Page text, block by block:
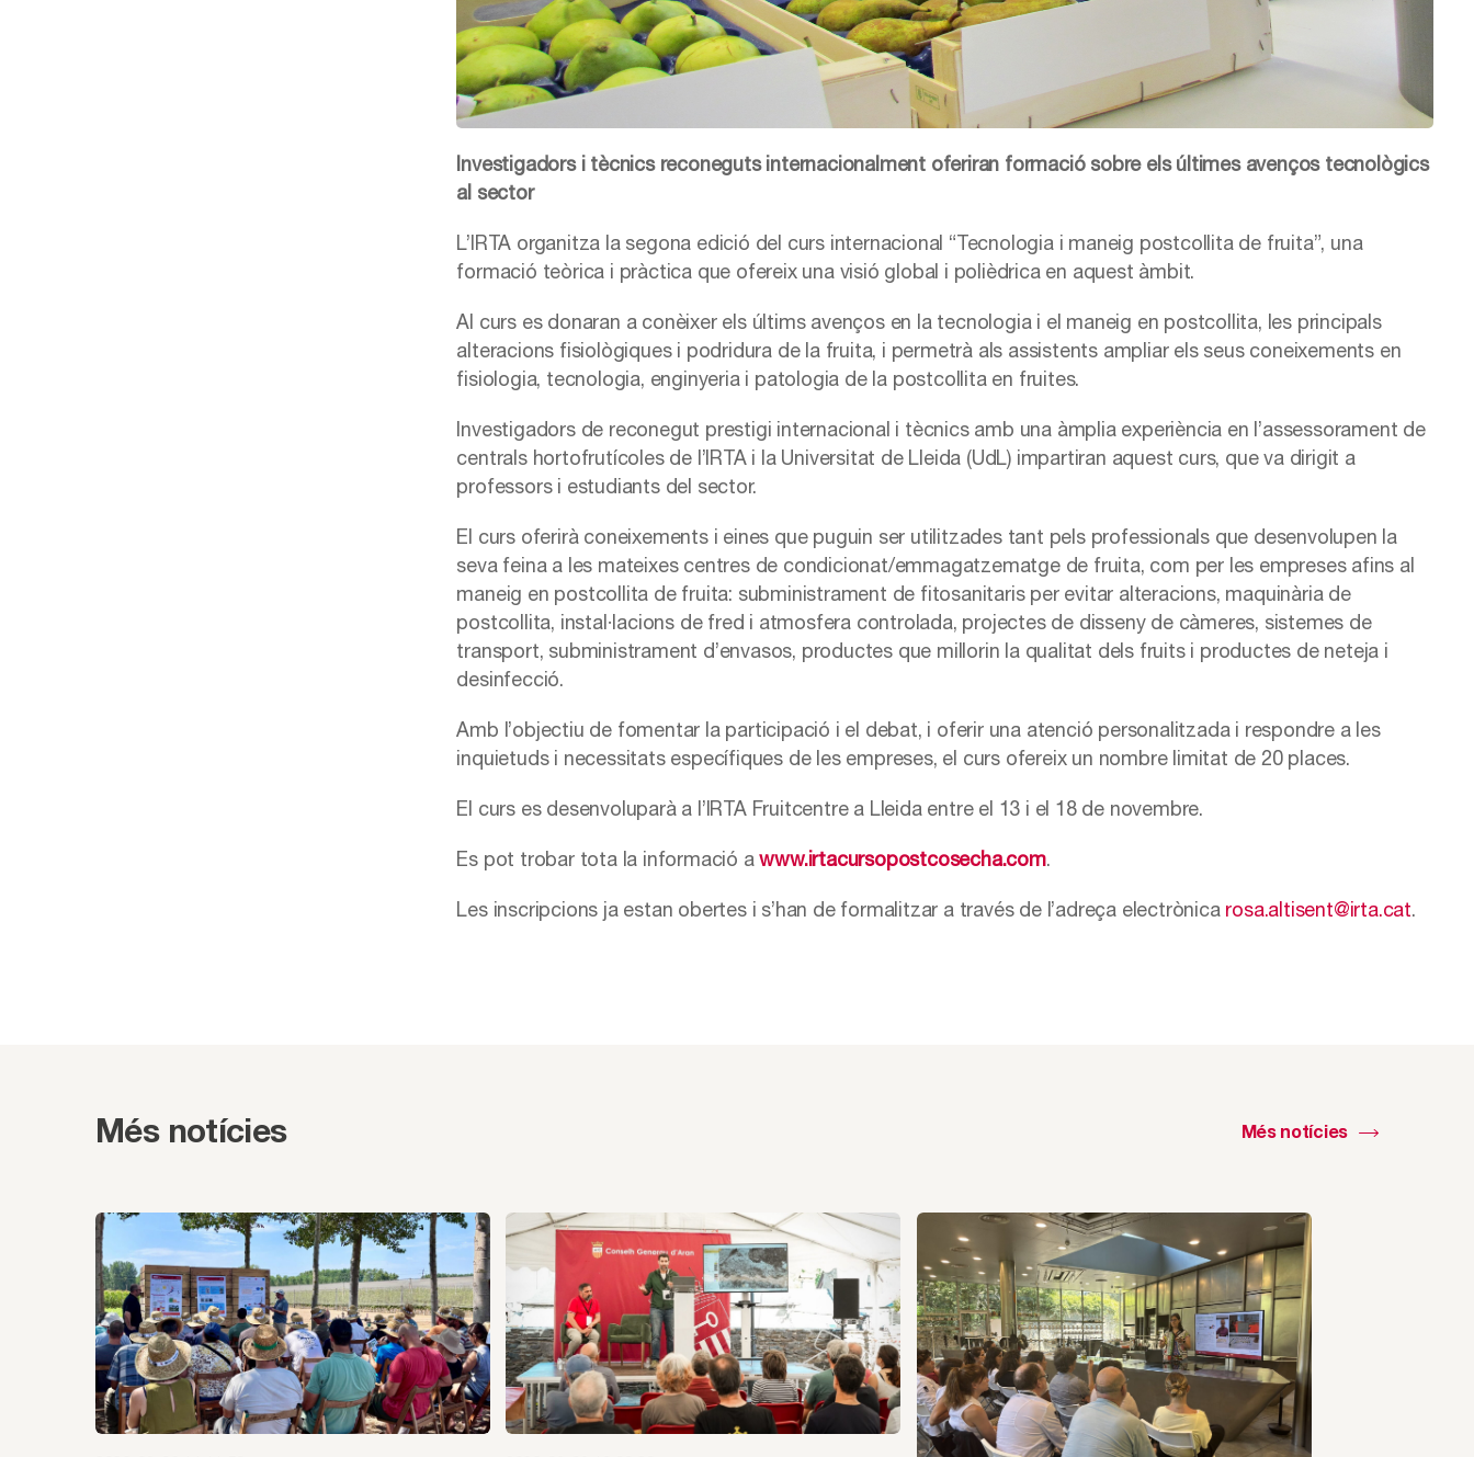
Investigadors i tècnics reconeguts internacionalment oferiran formació sobre els últimes avenços tecnològics
al sector
L’IRTA organitza la segona edició del curs internacional “Tecnologia i maneig postcollita de fruita”, una
formació teòrica i pràctica que ofereix una visió global i polièdrica en aquest àmbit.
Al curs es donaran a conèixer els últims avenços en la tecnologia i el maneig en postcollita, les principals
alteracions fisiològiques i podridura de la fruita, i permetrà als assistents ampliar els seus coneixements en
fisiologia, tecnologia, enginyeria i patologia de la postcollita en fruites.
Investigadors de reconegut prestigi internacional i tècnics amb una àmplia experiència en l’assessorament de
centrals hortofrutícoles de l’IRTA i la Universitat de Lleida (UdL) impartiran aquest curs, que va dirigit a
professors i estudiants del sector.
El curs oferirà coneixements i eines que puguin ser utilitzades tant pels professionals que desenvolupen la
seva feina a les mateixes centres de condicionat/emmagatzematge de fruita, com per les empreses afins al
maneig en postcollita de fruita: subministrament de fitosanitaris per evitar alteracions, maquinària de
postcollita, instal·lacions de fred i atmosfera controlada, projectes de disseny de càmeres, sistemes de
transport, subministrament d’envasos, productes que millorin la qualitat dels fruits i productes de neteja i
desinfecció.
Amb l’objectiu de fomentar la participació i el debat, i oferir una atenció personalitzada i respondre a les
inquietuds i necessitats específiques de les empreses, el curs ofereix un nombre limitat de 20 places.
El curs es desenvoluparà a l’IRTA Fruitcentre a Lleida entre el 13 i el 18 de novembre.
Es pot trobar tota la informació awww.irtacursopostcosecha.com.
Les inscripcions ja estan obertes i s’han de formalitzar a través de l’adreça electrònica rosa.altisent@irta.cat.
Més notícies Més notícies